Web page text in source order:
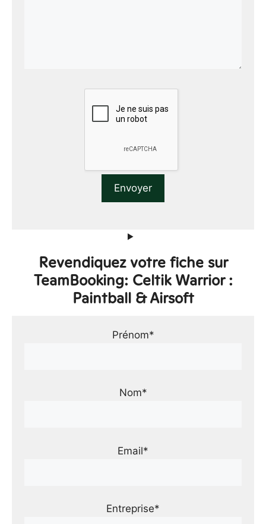
Revendiquez votre fiche sur
TeamBooking: Celtik Warrior :
Paintball & Airsoft
Prénom*
Nom*
Email*
Entreprise*